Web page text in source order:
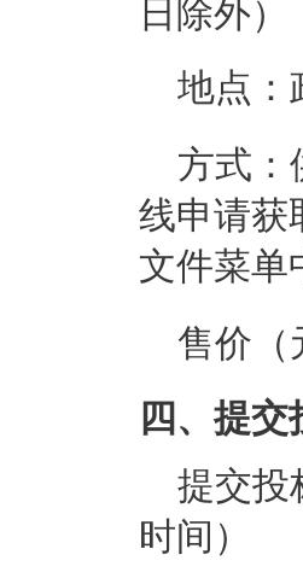
日除外）
地点：
方式：
线申请获
文件菜单
售价（
四、提
提交投
时间）